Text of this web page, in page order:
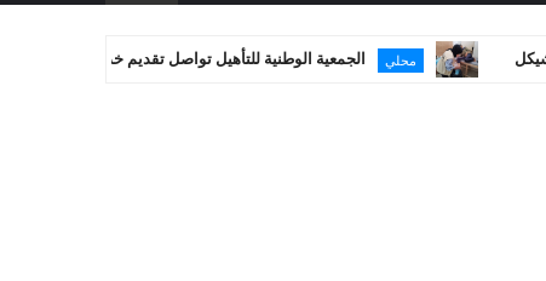
محلي الجمعية الوطنية للتأهيل تواصل تقديم خدماتها العلاجية في غزة